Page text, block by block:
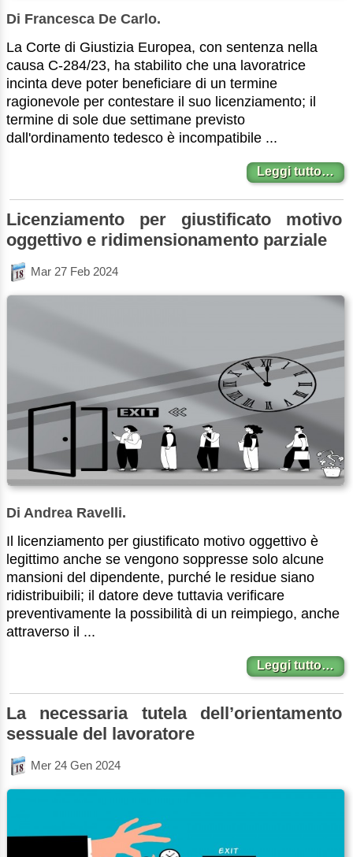
Di Francesca De Carlo.
La Corte di Giustizia Europea, con sentenza nella
causa C-284/23, ha stabilito che una lavoratrice
incinta deve poter beneficiare di un termine
ragionevole per contestare il suo licenziamento; il
termine di sole due settimane previsto
dall'ordinamento tedesco è incompatibile ...
Leggi tutto…
Licenziamento per giustificato motivo
oggettivo e ridimensionamento parziale
Mar 27 Feb 2024
Di Andrea Ravelli.
Il licenziamento per giustificato motivo oggettivo è
legittimo anche se vengono soppresse solo alcune
mansioni del dipendente, purché le residue siano
ridistribuibili; il datore deve tuttavia verificare
preventivamente la possibilità di un reimpiego, anche
attraverso il ...
Leggi tutto…
La necessaria tutela dell’orientamento
sessuale del lavoratore
Mer 24 Gen 2024